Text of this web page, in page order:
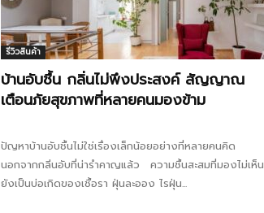
ไทย
สบาย(ดอท)คอม
รีวิวสินค้า
บ้านอับชื้น กลิ่นไม่พึงประสงค์ สัญญาณ
เตือนภัยสุขภาพที่หลายคนมองข้าม
ปัญหาบ้านอับชื้นไม่ใช่เรื่องเล็กน้อยอย่างที่หลายคนคิด
นอกจากกลิ่นอับที่น่ารำคาญแล้ว ความชื้นสะสมที่มองไม่เห็น
ยังเป็นบ่อเกิดของเชื้อรา ฝุ่นละออง ไรฝุ่น...